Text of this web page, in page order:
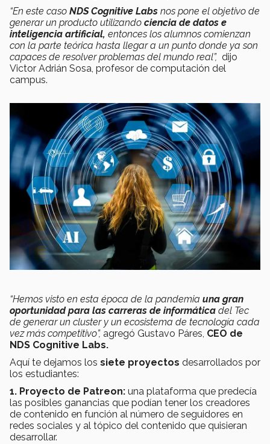
“En este caso NDS Cognitive Labs nos pone el objetivo de
generar un producto utilizando ciencia de datos e
inteligencia artificial, entonces los alumnos comienzan
con la parte teórica hasta llegar a un punto donde ya son
capaces de resolver problemas del mundo real”, dijo
Victor Adrián Sosa, profesor de computación del
campus.
“Hemos visto en esta época de la pandemia una gran
oportunidad para las carreras de informática del Tec
de generar un cluster y un ecosistema de tecnología cada
vez más competitivo”, agregó Gustavo Páres, CEO de
NDS Cognitive Labs.
Aquí te dejamos los siete proyectos desarrollados por
los estudiantes:
1. Proyecto de Patreon: una plataforma que predecía
las posibles ganancias que podían tener los creadores
de contenido en función al número de seguidores en
redes sociales y al tópico del contenido que quisieran
desarrollar.